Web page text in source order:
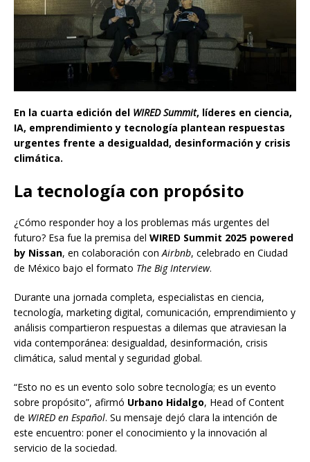
En la cuarta edición del WIRED Summit, líderes en ciencia,
IA, emprendimiento y tecnología plantean respuestas
urgentes frente a desigualdad, desinformación y crisis
climática.
La tecnología con propósito
¿Cómo responder hoy a los problemas más urgentes del
futuro? Esa fue la premisa del WIRED Summit 2025 powered
by Nissan, en colaboración conAirbnb, celebrado en Ciudad
de México bajo el formato The Big Interview.
Durante una jornada completa, especialistas en ciencia,
tecnología, marketing digital, comunicación, emprendimiento y
análisis compartieron respuestas a dilemas que atraviesan la
vida contemporánea: desigualdad, desinformación, crisis
climática, salud mental y seguridad global.
“Esto no es un evento solo sobre tecnología; es un evento
sobre propósito”, afirmó Urbano Hidalgo, Head of Content
de WIRED en Español. Su mensaje dejó clara la intención de
este encuentro: poner el conocimiento y la innovación al
servicio de la sociedad.